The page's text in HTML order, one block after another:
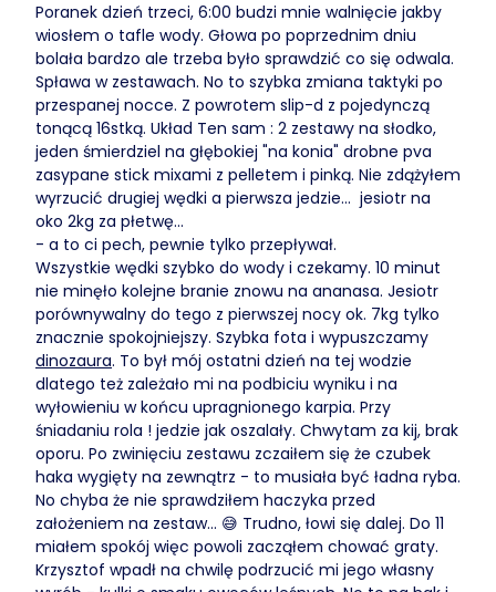
Poranek dzień trzeci, 6:00 budzi mnie walnięcie jakby
wiosłem o tafle wody. Głowa po poprzednim dniu
bolała bardzo ale trzeba było sprawdzić co się odwala.
Spława w zestawach. No to szybka zmiana taktyki po
przespanej nocce. Z powrotem slip-d z pojedynczą
tonącą 16stką. Układ Ten sam : 2 zestawy na słodko,
jeden śmierdziel na głębokiej "na konia" drobne pva
zasypane stick mixami z pelletem i pinką. Nie zdążyłem
wyrzucić drugiej wędki a pierwsza jedzie... jesiotr na
oko 2kg za płetwę...
- a to ci pech, pewnie tylko przepływał.
Wszystkie wędki szybko do wody i czekamy. 10 minut
nie minęło kolejne branie znowu na ananasa. Jesiotr
porównywalny do tego z pierwszej nocy ok. 7kg tylko
znacznie spokojniejszy. Szybka fota i wypuszczamy
dinozaura. To był mój ostatni dzień na tej wodzie
dlatego też zależało mi na podbiciu wyniku i na
wyłowieniu w końcu upragnionego karpia. Przy
śniadaniu rola ! jedzie jak oszalały. Chwytam za kij, brak
oporu. Po zwinięciu zestawu zczaiłem się że czubek
haka wygięty na zewnątrz - to musiała być ładna ryba.
No chyba że nie sprawdziłem haczyka przed
założeniem na zestaw... 😅 Trudno, łowi się dalej. Do 11
miałem spokój więc powoli zacząłem chować graty.
Krzysztof wpadł na chwilę podrzucić mi jego własny